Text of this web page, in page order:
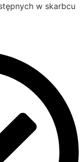
w skarbcu